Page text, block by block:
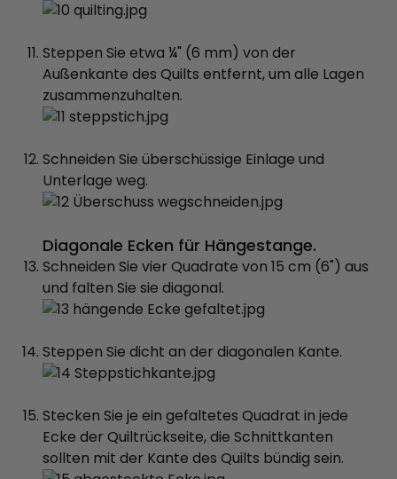
Steppen Sie etwa ¼" (6 mm) von der
Außenkante des Quilts entfernt, um alle Lagen
zusammenzuhalten.
Schneiden Sie überschüssige Einlage und
Unterlage weg.
Diagonale Ecken für Hängestange.
Schneiden Sie vier Quadrate von 15 cm (6") aus
und falten Sie sie diagonal.
Steppen Sie dicht an der diagonalen Kante.
Stecken Sie je ein gefaltetes Quadrat in jede
Ecke der Quiltrückseite, die Schnittkanten
sollten mit der Kante des Quilts bündig sein.